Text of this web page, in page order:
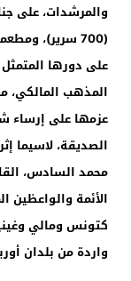
(700 سرير)،
على دورها
المذهب
عزمها على إرساء
الصديقة، لاسيما
محمد السادس،
الأئمة والواعظين
كتونس ومالي
واردة من بلدان